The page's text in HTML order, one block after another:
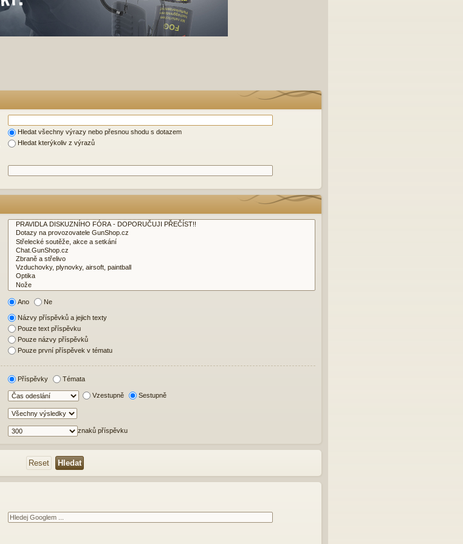
Hledat všechny výrazy nebo přesnou shodu s dotazem
Hledat kterýkoliv z výrazů
Ano Ne
Názvy příspěvků a jejich texty
Pouze text příspěvku
Pouze názvy příspěvků
Pouze první příspěvek v tématu
Příspěvky Témata
Vzestupně Sestupně
znaků příspěvku